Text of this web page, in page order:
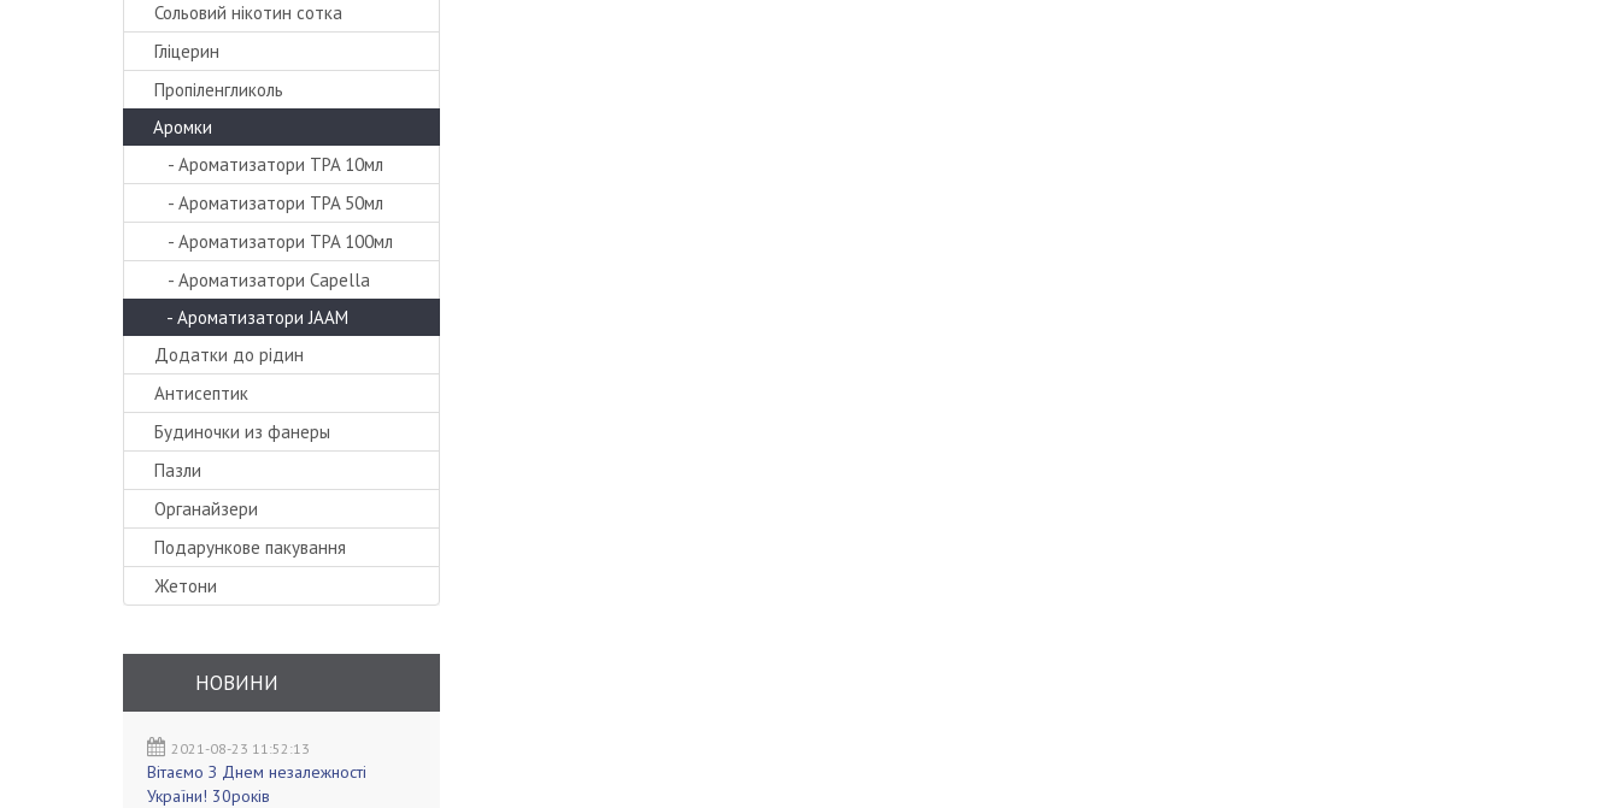
Сольовий нікотин сотка
Гліцерин
Пропіленгликоль
Аромки
- Ароматизатори TPA 10мл
- Ароматизатори TPA 50мл
- Ароматизатори TPA 100мл
- Ароматизатори Capella
- Ароматизатори JAAM
Додатки до рідин
Антисептик
Будиночки из фанеры
Пазли
Органайзери
Подарункове пакування
Жетони
НОВИНИ
2021-08-23 11:52:13
Вітаємо З Днем незалежності
України! 30років